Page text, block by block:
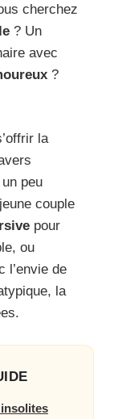
cherchez
? Un
avec
?
la
peu
couple
pour
ou
l’envie de
la